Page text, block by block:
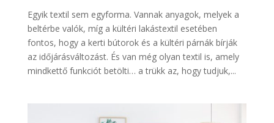
Egyik textil sem egyforma. Vannak anyagok, melyek a
beltérbe valók, míg a kültéri lakástextil esetében
fontos, hogy a kerti bútorok és a kültéri párnák bírják
az időjárásváltozást. És van még olyan textil is, amely
mindkettő funkciót betölti… a trükk az, hogy tudjuk,...